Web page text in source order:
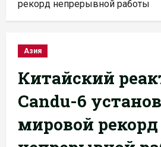
рекорд непрерывной работы
Азия
Китайский
Candu-6
мировой рекорд